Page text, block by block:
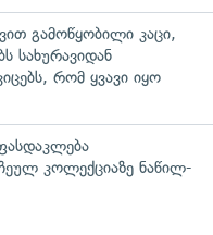
გამოწყობილი კაცი,
სახურავიდან
რომ ყვავი იყო
კოლექციაზე ნაწილ-